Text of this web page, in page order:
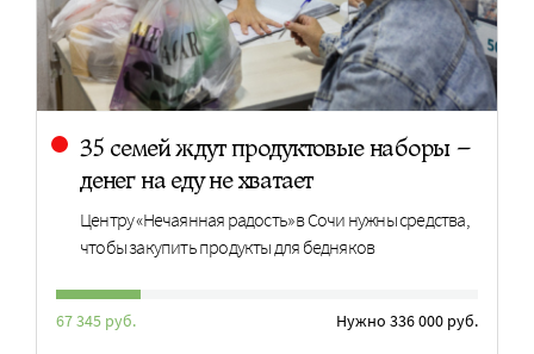
35 семей ждут продуктовые наборы –
денег на еду не хватает
Центру «Нечаянная радость» в Сочи нужны средства,
чтобы закупить продукты для бедняков
67 345 руб. Нужно 336 000 руб.